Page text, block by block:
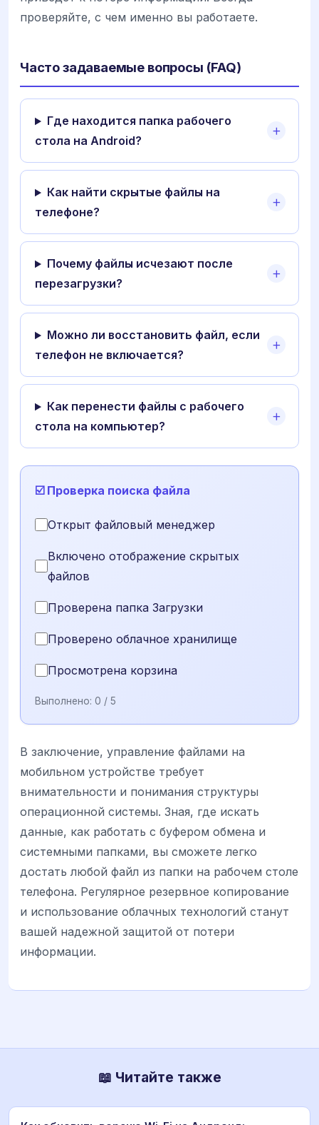
проверяйте, с чем именно вы работаете.
Часто задаваемые вопросы (FAQ)
Где находится папка рабочего
стола на Android?
Как найти скрытые файлы на
телефоне?
Почему файлы исчезают после
перезагрузки?
Можно ли восстановить файл, если
телефон не включается?
Как перенести файлы с рабочего
стола на компьютер?
☑️ Проверка поиска файла
Открыт файловый менеджер
Включено отображение скрытых
файлов
Проверена папка Загрузки
Проверено облачное хранилище
Просмотрена корзина
Выполнено: 0 / 5
В заключение, управление файлами на
мобильном устройстве требует
внимательности и понимания структуры
операционной системы. Зная, где искать
данные, как работать с буфером обмена и
системными папками, вы сможете легко
достать любой файл из папки на рабочем столе
телефона. Регулярное резервное копирование
и использование облачных технологий станут
вашей надежной защитой от потери
информации.
📖 Читайте также